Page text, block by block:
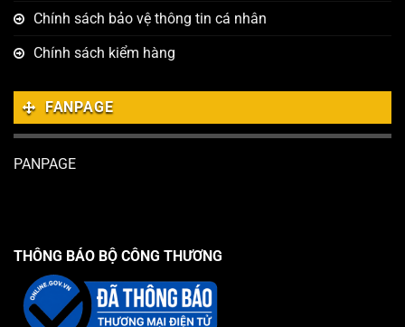
Chính sách bảo vệ thông tin cá nhân
Chính sách kiểm hàng
FANPAGE
PANPAGE
THÔNG BÁO BỘ CÔNG THƯƠNG